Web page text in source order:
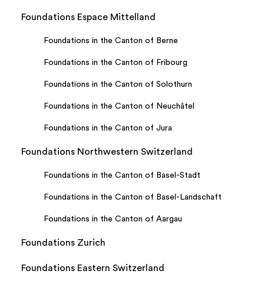
Foundations Espace Mittelland
Foundations in the Canton of Berne
Foundations in the Canton of Fribourg
Foundations in the Canton of Solothurn
Foundations in the Canton of Neuchâtel
Foundations in the Canton of Jura
Foundations Northwestern Switzerland
Foundations in the Canton of Basel-Stadt
Foundations in the Canton of Basel-Landschaft
Foundations in the Canton of Aargau
Foundations Zurich
Foundations Eastern Switzerland